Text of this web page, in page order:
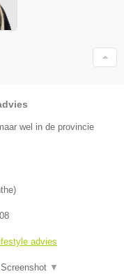
wel in de provincie
)
advies
Screenshot ▼